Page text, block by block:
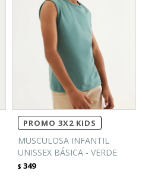
PROMO 3X2 KIDS
MUSCULOSA INFANTIL
UNISSEX BÁSICA - VERDE
$ 349